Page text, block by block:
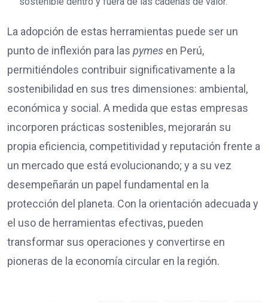
La adopción de estas herramientas puede ser un
punto de inflexión para las pymes en Perú,
permitiéndoles contribuir significativamente a la
sostenibilidad en sus tres dimensiones: ambiental,
económica y social. A medida que estas empresas
incorporen prácticas sostenibles, mejorarán su
propia eficiencia, competitividad y reputación frente a
un mercado que está evolucionando; y a su vez
desempeñarán un papel fundamental en la
protección del planeta. Con la orientación adecuada y
el uso de herramientas efectivas, pueden
transformar sus operaciones y convertirse en
pioneras de la economía circular en la región.